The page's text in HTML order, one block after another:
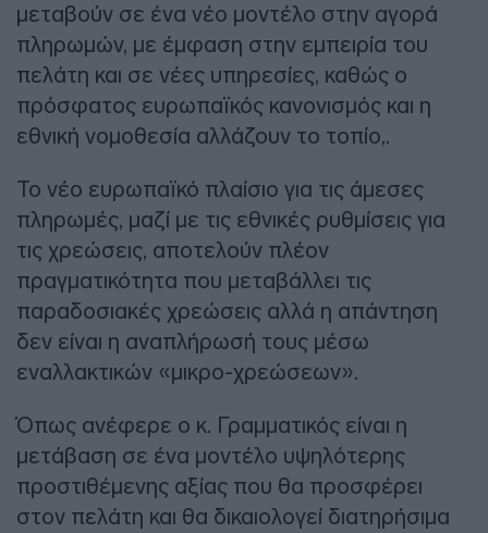
μεταβούν σε ένα νέο μοντέλο στην αγορά
πληρωμών, με έμφαση στην εμπειρία του
πελάτη και σε νέες υπηρεσίες, καθώς ο
πρόσφατος ευρωπαϊκός κανονισμός και η
εθνική νομοθεσία αλλάζουν το τοπίο,.
Το νέο ευρωπαϊκό πλαίσιο για τις άμεσες
πληρωμές, μαζί με τις εθνικές ρυθμίσεις για
τις χρεώσεις, αποτελούν πλέον
πραγματικότητα που μεταβάλλει τις
παραδοσιακές χρεώσεις αλλά η απάντηση
δεν είναι η αναπλήρωσή τους μέσω
εναλλακτικών «μικρο-χρεώσεων».
Όπως ανέφερε ο κ. Γραμματικός είναι η
μετάβαση σε ένα μοντέλο υψηλότερης
προστιθέμενης αξίας που θα προσφέρει
στον πελάτη και θα δικαιολογεί διατηρήσιμα